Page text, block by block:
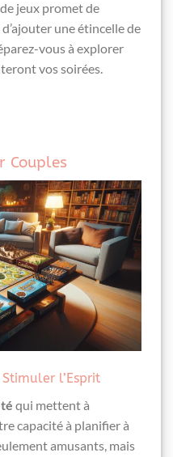
jeux promet de
une étincelle de
vous à explorer
vos soirées.
Couples
l’Esprit
qui mettent à
capacité à planifier à
amusants, mais